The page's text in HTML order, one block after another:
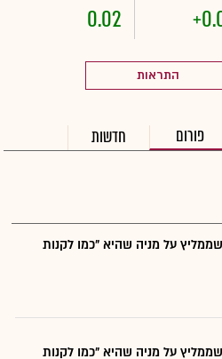
0.02
התראות
פורום חדשות
על מניה שהיא "כמו לקנות
על מניה שהיא "כמו לקנות